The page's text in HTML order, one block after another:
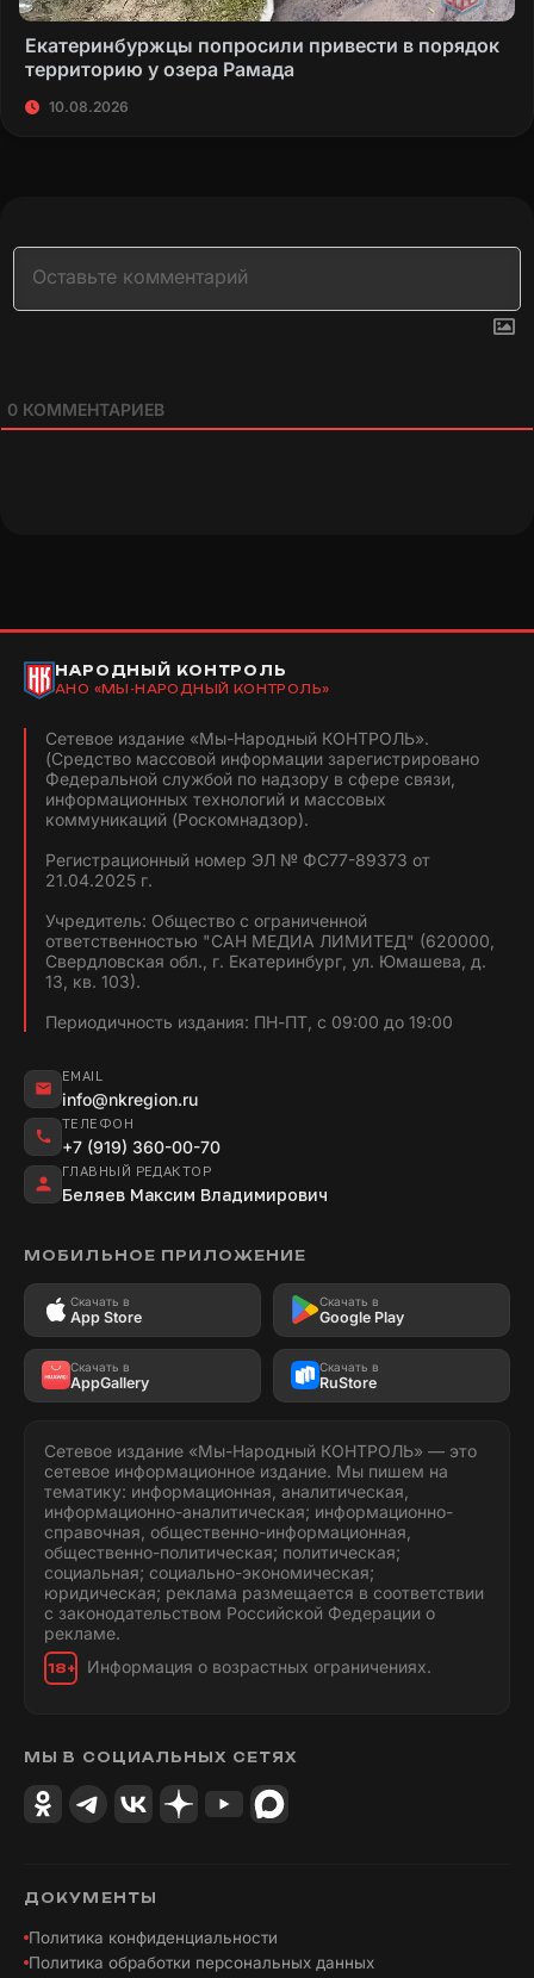
Екатеринбуржцы попросили привести в порядок
территорию у озера Рамада
10.08.2026
0 КОММЕНТАРИЕВ
НАРОДНЫЙ КОНТРОЛЬ
АНО «МЫ-НАРОДНЫЙ КОНТРОЛЬ»
Сетевое издание «Мы-Народный КОНТРОЛЬ».
(Средство массовой информации зарегистрировано
Федеральной службой по надзору в сфере связи,
информационных технологий и массовых
коммуникаций (Роскомнадзор).
Регистрационный номер ЭЛ № ФС77-89373 от
21.04.2025 г.
Учредитель: Общество с ограниченной
ответственностью "САН МЕДИА ЛИМИТЕД" (620000,
Свердловская обл., г. Екатеринбург, ул. Юмашева, д.
13, кв. 103).
Периодичность издания: ПН-ПТ, с 09:00 до 19:00
EMAIL
info@nkregion.ru
ТЕЛЕФОН
+7 (919) 360-00-70
ГЛАВНЫЙ РЕДАКТОР
Беляев Максим Владимирович
МОБИЛЬНОЕ ПРИЛОЖЕНИЕ
Скачать в
App Store
Скачать в
Google Play
Скачать в
AppGallery
Скачать в
RuStore
Сетевое издание «Мы-Народный КОНТРОЛЬ» — это
сетевое информационное издание. Мы пишем на
тематику: информационная, аналитическая,
информационно-аналитическая; информационно-
справочная, общественно-информационная,
общественно-политическая; политическая;
социальная; социально-экономическая;
юридическая; реклама размещается в соответствии
с законодательством Российской Федерации о
рекламе.
18+ Информация о возрастных ограничениях.
МЫ В СОЦИАЛЬНЫХ СЕТЯХ
ДОКУМЕНТЫ
Политика конфиденциальности
Политика обработки персональных данных